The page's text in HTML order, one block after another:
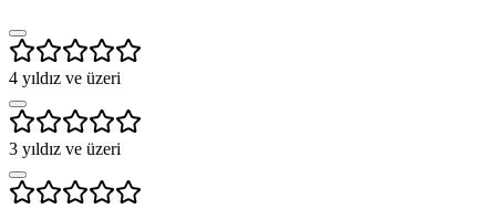
4 yıldız ve üzeri
3 yıldız ve üzeri